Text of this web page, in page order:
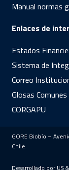
Manual normas
Enlaces de
Estados
Sistema de
Correo
Glosas
CORGAPU
GORE Biobío –
Chile.
Desarrollado por US &